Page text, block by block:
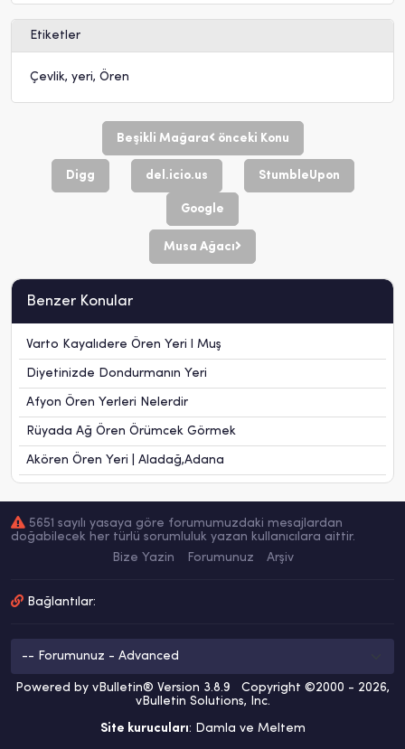
Etiketler
Çevlik, yeri, Ören
Beşikli Mağara önceki Konu
Digg del.icio.us StumbleUpon
Google
Musa Ağacı
Benzer Konular
Varto Kayalıdere Ören Yeri l Muş
Diyetinizde Dondurmanın Yeri
Afyon Ören Yerleri Nelerdir
Rüyada Ağ Ören Örümcek Görmek
Akören Ören Yeri | Aladağ,Adana
5651 sayılı yasaya göre forumumuzdaki mesajlardan
doğabilecek her türlü sorumluluk yazan kullanıcılara aittir.
Bize Yazin
Forumunuz Arşiv
Bağlantılar:
Powered by vBulletin® Version 3.8.9 Copyright ©2000 - 2026,
vBulletin Solutions, Inc.
Site kurucuları: Damla ve Meltem